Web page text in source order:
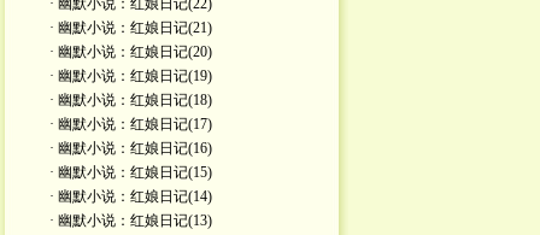
· 幽默小说：红娘日记(22)
· 幽默小说：红娘日记(21)
· 幽默小说：红娘日记(20)
· 幽默小说：红娘日记(19)
· 幽默小说：红娘日记(18)
· 幽默小说：红娘日记(17)
· 幽默小说：红娘日记(16)
· 幽默小说：红娘日记(15)
· 幽默小说：红娘日记(14)
· 幽默小说：红娘日记(13)